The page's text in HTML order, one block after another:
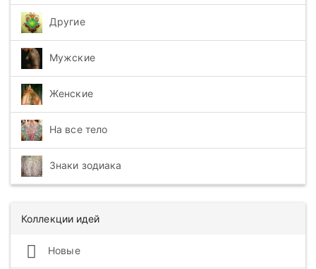
Другие
Мужские
Женские
На все тело
Знаки зодиака
Коллекции идей
Новые